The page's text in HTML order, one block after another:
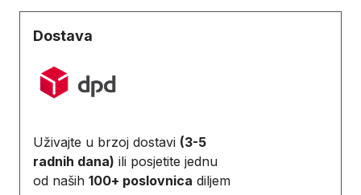
Dostava
Uživajte u brzoj dostavi (3-5
radnih dana) ili posjetite jednu
od naših 100+ poslovnica diljem